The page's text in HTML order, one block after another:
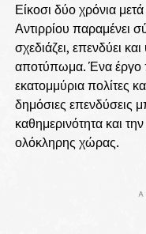
Είκοσι δύο χρόνια
Αντιρρίου παραμένει
σχεδιάζει, επενδύει
αποτύπωμα. Ένα έργο
εκατομμύρια πολίτες
δημόσιες επενδύσεις
καθημερινότητα και
ολόκληρης χώρας.